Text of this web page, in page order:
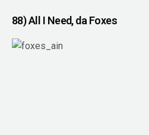
88) All I Need, da Foxes